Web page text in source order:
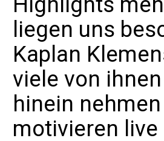
liegen uns
Kaplan
viele von
hinein
motivieren live